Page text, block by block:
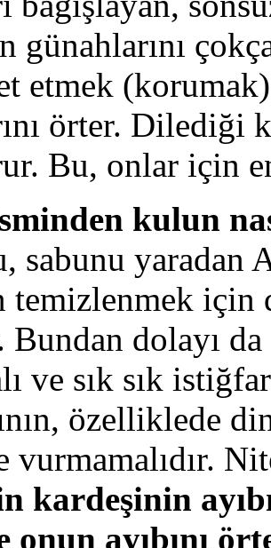
günahlarını
etmek
örter. Dilediği
Bu, onlar için
kulun
sabunu yaradan
temizlenmek için
Bundan dolayı
ve sık sık
özelliklede
vurmamalıdır.
kardeşinin
onun ayıbını